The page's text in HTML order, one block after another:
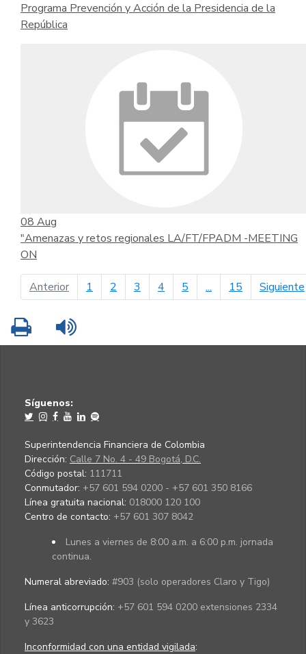
Programa Prevención y Acción de la Presidencia de la
República
08 Aug
"Amenazas y retos regionales LA/FT/FPADM -MEETING
ON
Anteriorpágina anterior
1 2 3 4 5 ... 15 Siguiente
Imprimir
Síguenos:
Superintendencia Financiera de Colombia
Dirección: Calle 7 No. 4 - 49 Bogotá, D.C.
Código postal: 111711
Conmutador: +57 601 594 0200 - +57 601 350 8166
Línea gratuita nacional: 018000 120 100
Centro de contacto: +57 601 307 8042
Lunes a viernes de 8:00 a.m. a 6:00 p.m. jornada
continua.
Numeral abreviado: #903 (solo operadores Claro y Tigo)
Línea anticorrupción: +57 601 594 0200 extensiones 2334
y 3623
Inconformidad con una entidad vigilada: